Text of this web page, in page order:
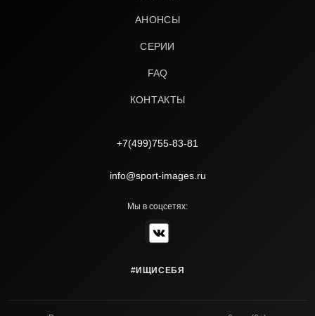
АНОНСЫ
СЕРИИ
FAQ
КОНТАКТЫ
+7(499)755-83-81
info@sport-images.ru
Мы в соцсетях:
#ИЩИСЕБЯ